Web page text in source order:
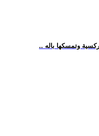
وتمسكها باله